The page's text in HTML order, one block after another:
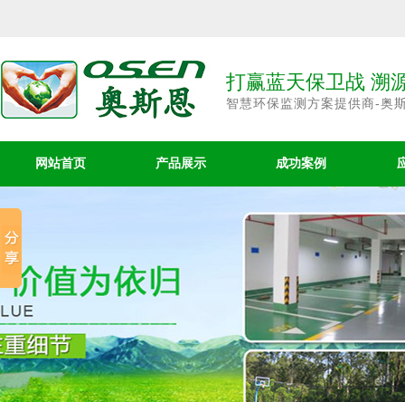
打赢蓝天保卫战 溯
智慧环保监测方案提供商-奥
网站首页 产品展示 成功案例